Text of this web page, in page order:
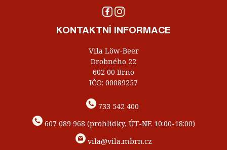
KONTAKTNÍ INFORMACE
Vila Löw-Beer
Drobného 22
602 00 Brno
IČO: 00089257
733 542 400
607 089 968 (prohlídky, ÚT-NE 10:00-18:00)
vila@vila.mbrn.cz